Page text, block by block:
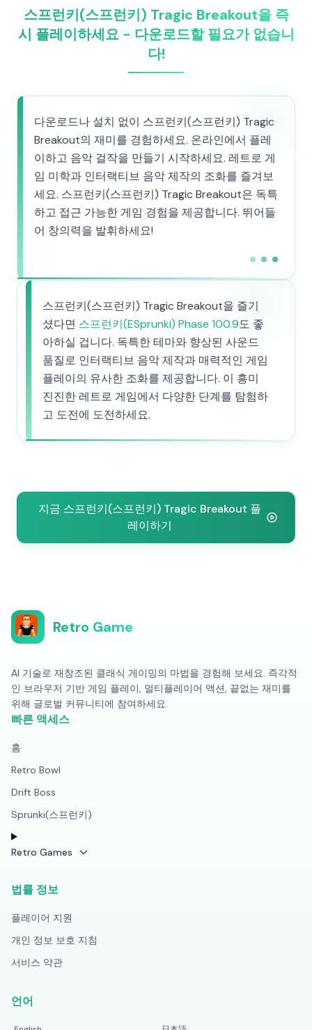
스프런키(스프런키) Tragic Breakout을 즉
시 플레이하세요 - 다운로드할 필요가 없습니
다!
다운로드나 설치 없이 스프런키(스프런키) Tragic
Breakout의 재미를 경험하세요. 온라인에서 플레
이하고 음악 걸작을 만들기 시작하세요. 레트로 게
임 미학과 인터랙티브 음악 제작의 조화를 즐겨보
세요. 스프런키(스프런키) Tragic Breakout은 독특
하고 접근 가능한 게임 경험을 제공합니다. 뛰어들
어 창의력을 발휘하세요!
스프런키(스프런키) Tragic Breakout을 즐기
셨다면 스프런키(ESprunki) Phase 100.9도 좋
아하실 겁니다. 독특한 테마와 향상된 사운드
품질로 인터랙티브 음악 제작과 매력적인 게임
플레이의 유사한 조화를 제공합니다. 이 흥미
진진한 레트로 게임에서 다양한 단계를 탐험하
고 도전에 도전하세요.
지금 스프런키(스프런키) Tragic Breakout 플
레이하기
Retro Game
AI 기술로 재창조된 클래식 게이밍의 마법을 경험해 보세요. 즉각적
인 브라우저 기반 게임 플레이, 멀티플레이어 액션, 끝없는 재미를
위해 글로벌 커뮤니티에 참여하세요.
빠른 액세스
홈
Retro Bowl
Drift Boss
Sprunki(스프런키)
Retro Games
법률 정보
플레이어 지원
개인 정보 보호 지침
서비스 약관
언어